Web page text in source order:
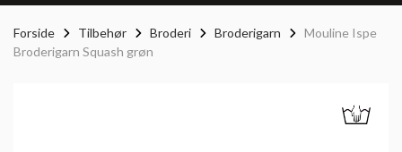
Forside Tilbehør Broderi Broderigarn
Mouline Ispe
Broderigarn Squash grøn